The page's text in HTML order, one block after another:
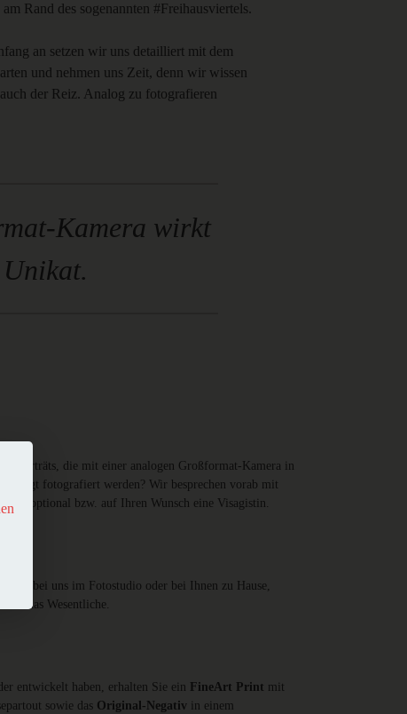
Rand des sogenannten #Freihausviertels.
an setzen wir uns detailliert mit dem
und nehmen uns Zeit, denn wir wissen
der Reiz. Analog zu fotografieren
Kamera wirkt
Porträts, die mit einer analogen Großformat-Kamera in
fotografiert werden? Wir besprechen vorab mit
optional bzw. auf Ihren Wunsch eine Visagistin.
bei uns im Fotostudio oder bei Ihnen zu Hause,
auf das Wesentliche.
entwickelt haben, erhalten Sie ein FineArt Print mit
sowie das Original-Negativ in einem